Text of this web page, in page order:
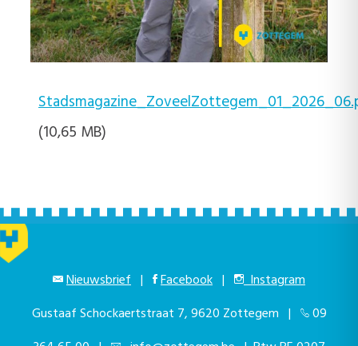
(10,65 MB)
Nieuwsbrief | Facebook |
Instagram
Gustaaf Schockaertstraat 7, 9620 Zottegem |
09